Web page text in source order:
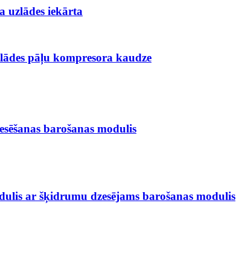
uzlādes iekārta
pāļu kompresora kaudze
barošanas modulis
ar šķidrumu dzesējams barošanas modulis